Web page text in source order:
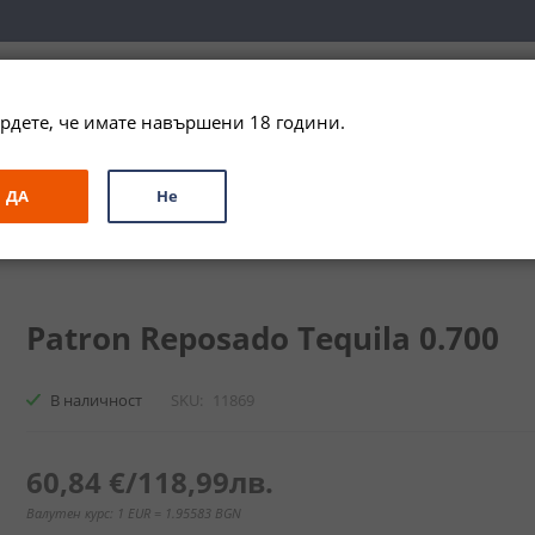
ЗА ПОДАРЪК ПРОМО СПЕЦИАЛНИ ПРЕДЛОЖЕНИЯ
Patron Reposado Tequila 0.700
В наличност SKU 11869
60,84 €/118,99лв.
Валутен курс: 1 EUR = 1.95583 BGN
че имате навършени 18 години.
ДА Не